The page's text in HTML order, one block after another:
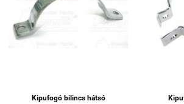
Kipufogó bilincs hátsó